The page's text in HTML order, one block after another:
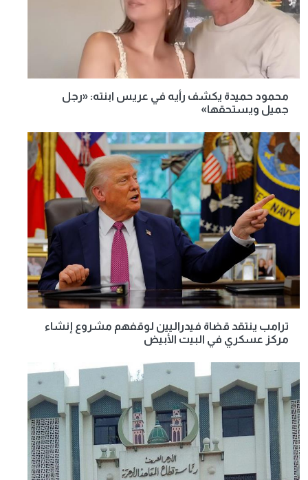
محمود حميدة يكشف رأيه في عريس ابنته: «رجل
جميل ويستحقها»
ترامب ينتقد قضاة فيدراليين لوقفهم مشروع إنشاء
مركز عسكري في البيت الأبيض